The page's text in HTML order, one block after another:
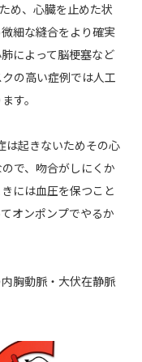
め、心臓を止めた状
細な縫合をより確実
によって脳梗塞など
の高い症例では人工
す。
は起きないためその心
で、吻合がしにくか
には血圧を保つこと
オンポンプでやるか
胸動脈・大伏在静脈